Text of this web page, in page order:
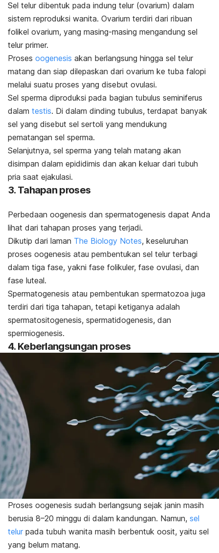
Sel telur dibentuk pada indung telur (ovarium) dalam
sistem reproduksi wanita. Ovarium terdiri dari ribuan
folikel ovarium, yang masing-masing mengandung sel
telur primer.
Proses oogenesis akan berlangsung hingga sel telur
matang dan siap dilepaskan dari ovarium ke tuba falopi
melalui suatu proses yang disebut ovulasi.
Sel sperma diproduksi pada bagian tubulus seminiferus
dalam testis. Di dalam dinding tubulus, terdapat banyak
sel yang disebut sel sertoli yang mendukung
pematangan sel sperma.
Selanjutnya, sel sperma yang telah matang akan
disimpan dalam epididimis dan akan keluar dari tubuh
pria saat ejakulasi.
3. Tahapan proses
Perbedaan oogenesis dan spermatogenesis dapat Anda
lihat dari tahapan proses yang terjadi.
Dikutip dari laman The Biology Notes, keseluruhan
proses oogenesis atau pembentukan sel telur terbagi
dalam tiga fase, yakni fase folikuler, fase ovulasi, dan
fase luteal.
Spermatogenesis atau pembentukan spermatozoa juga
terdiri dari tiga tahapan, tetapi ketiganya adalah
spermatositogenesis, spermatidogenesis, dan
spermiogenesis.
4. Keberlangsungan proses
Proses oogenesis sudah berlangsung sejak janin masih
berusia 8–20 minggu di dalam kandungan. Namun, sel
telur pada tubuh wanita masih berbentuk oosit, yaitu sel
yang belum matang.